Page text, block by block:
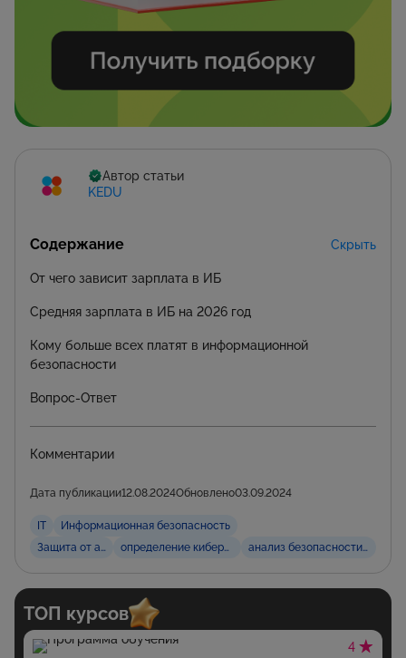
Автор статьи
KEDU
Содержание Скрыть
От чего зависит зарплата в ИБ
Средняя зарплата в ИБ на 2026 год
Кому больше всех платят в информационной
безопасности
Вопрос-Ответ
Комментарии
Дата публикации12.08.2024Обновлено03.09.2024
IT
Информационная безопасность
Защита от атак
определение киберугрозанализ безопасности кода
ТОП курсов
4